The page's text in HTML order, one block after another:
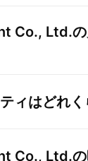
Co., Ltd.
ィはどれく
Co., Ltd.